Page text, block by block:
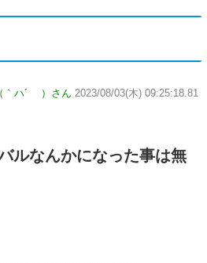
｀ハ´ ）さん 2023/08/03(木) 09:25:18.81
ルなんかになった事は無